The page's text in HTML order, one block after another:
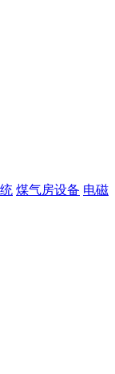
煤气房设备 电磁